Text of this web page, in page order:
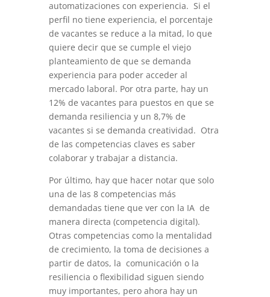
automatizaciones con experiencia. Si el
perfil no tiene experiencia, el porcentaje
de vacantes se reduce a la mitad, lo que
quiere decir que se cumple el viejo
planteamiento de que se demanda
experiencia para poder acceder al
mercado laboral. Por otra parte, hay un
12% de vacantes para puestos en que se
demanda resiliencia y un 8,7% de
vacantes si se demanda creatividad. Otra
de las competencias claves es saber
colaborar y trabajar a distancia.
Por último, hay que hacer notar que solo
una de las 8 competencias más
demandadas tiene que ver con la IA de
manera directa (competencia digital).
Otras competencias como la mentalidad
de crecimiento, la toma de decisiones a
partir de datos, la comunicación o la
resiliencia o flexibilidad siguen siendo
muy importantes, pero ahora hay un